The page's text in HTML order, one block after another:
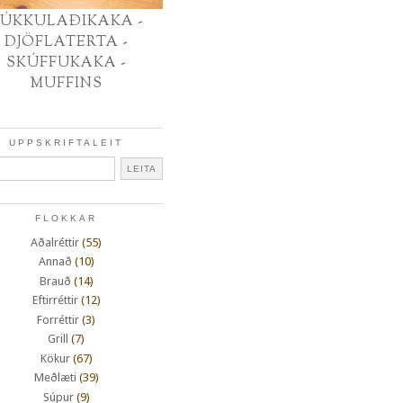
-
DJÖFLATERTA -
SKÚFFUKAKA -
MUFFINS
UPPSKRIFTALEIT
FLOKKAR
Aðalréttir (55)
Annað (10)
Brauð (14)
Eftirréttir (12)
Forréttir (3)
Grill
(7)
Kökur (67)
Meðlæti (39)
Súpur (9)